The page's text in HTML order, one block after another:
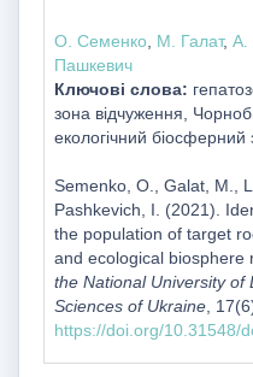
О. Cеменко, М. Галат, А.
Пашкевич
Ключові слова:
зона відчуження,
екологічний біосферний
Semenko, О., Galat, М.,
Pashkevich, І. (2021).
the population of target
and ecological biosphere
the National University of
Sciences of Ukraine,
https://doi.org/10.31548/